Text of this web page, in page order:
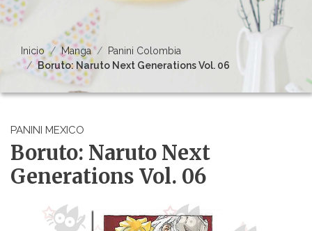
Inicio Manga
Panini Colombia
Boruto: Naruto Next Generations Vol. 06
PANINI MEXICO
Boruto: Naruto Next
Generations Vol. 06